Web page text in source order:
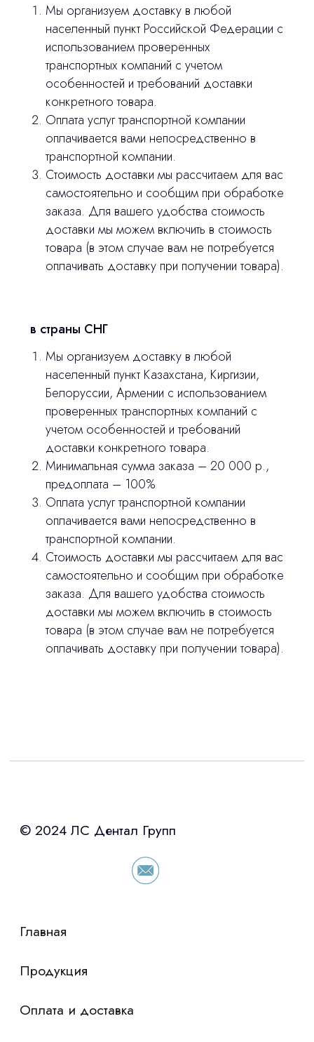
Мы организуем доставку в любой
населенный пункт Российской Федерации с
использованием проверенных
транспортных компаний с учетом
особенностей и требований доставки
конкретного товара.
Оплата услуг транспортной компании
оплачивается вами непосредственно в
транспортной компании.
Стоимость доставки мы рассчитаем для вас
самостоятельно и сообщим при обработке
заказа. Для вашего удобства стоимость
доставки мы можем включить в стоимость
товара (в этом случае вам не потребуется
оплачивать доставку при получении товара).
в страны СНГ
Мы организуем доставку в любой
населенный пункт Казахстана, Киргизии,
Белоруссии, Армении с использованием
проверенных транспортных компаний с
учетом особенностей и требований
доставки конкретного товара.
Минимальная сумма заказа – 20 000 р.,
предоплата – 100%
Оплата услуг транспортной компании
оплачивается вами непосредственно в
транспортной компании.
Стоимость доставки мы рассчитаем для вас
самостоятельно и сообщим при обработке
заказа. Для вашего удобства стоимость
доставки мы можем включить в стоимость
товара (в этом случае вам не потребуется
оплачивать доставку при получении товара).
Остались вопросы
оставьте контакты, мы свяжемся и
ответим на все вопросы
Интересует лизинг?
«Уралпромлизинг» подберем выгодные
условия по лизингу оборудования,
просто оставьте контакты чтобы мы
сориентировали по условиям
© 2024 ЛС Дентал Групп
сделано
Главная
Продукция
Изготовление хирургических шаблонов
Оплата и доставка
Политика конфиденциальности
Контакты
stasicus